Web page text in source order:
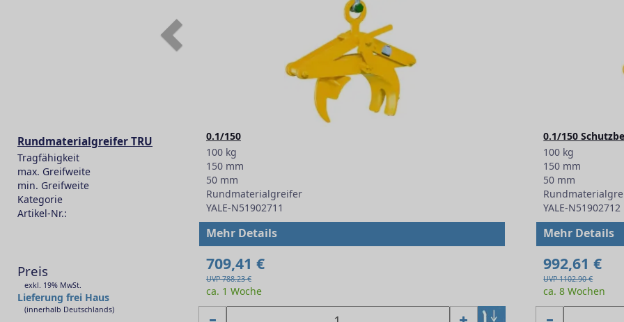
Rundmaterialgreifer TRU
Tragfähigkeit
max. Greifweite
min. Greifweite
Kategorie
Artikel-Nr.:
Preis
exkl. 19% MwSt.
Lieferung frei Haus
(innerhalb Deutschlands)
0.1/150
100 kg
150 mm
50 mm
Rundmaterialgreifer
YALE-N51902711
Mehr Details
709,41 €
UVP 788.23 €
ca. 1 Woche
0.1/150
100 kg
150 mm
50 mm
YALE-N51902712
Mehr Details
992,61 €
UVP 1102.90 €
ca. 8 Wochen